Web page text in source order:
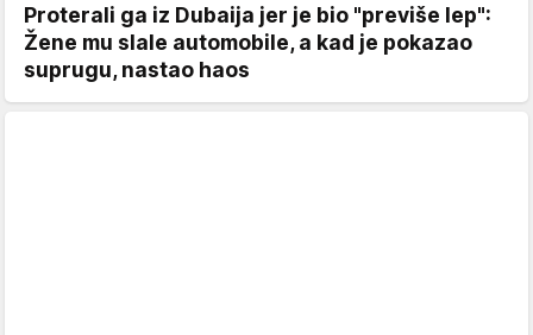
Proterali ga iz Dubaija jer je bio "previše lep":
Žene mu slale automobile, a kad je pokazao
suprugu, nastao haos